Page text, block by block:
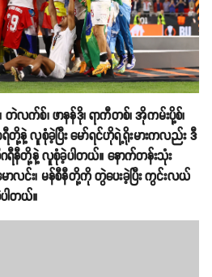
လက်စ်၊ ဖာနန်ဒို၊ ရာကီတစ်၊ အိုကမ်းပို့စ်၊
နဲ့ လူစုံခဲ့ပြီး မော်ရင်ဟိုရဲ့ရိုးမားကလည်း ဒီ
ရီနီတို့နဲ့ လူစုံခဲ့ပါတယ်။ နောက်တန်းသုံး
င်း၊ မန်စီနီတို့ကို တွဲပေးခဲ့ပြီး ကွင်းလယ်
ါတယ်။